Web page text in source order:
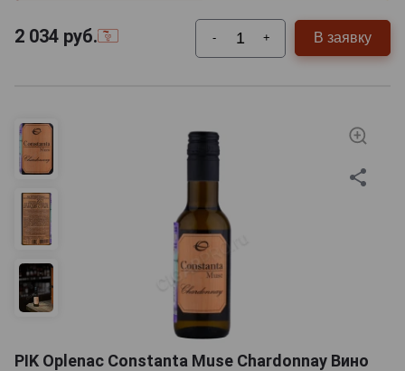
2 034 руб. - + В заявку
PIK Oplenac Constanta Muse Chardonnay Вино